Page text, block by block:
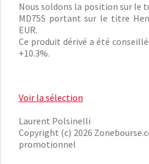
Nous soldons la position sur le
MD75S portant sur le titre
EUR.
Ce produit dérivé a été
+10.3%.
Voir la sélection
Laurent Polsinelli
Copyright (c) 2026
promotionnel